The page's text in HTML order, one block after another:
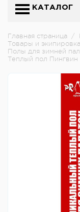
КАТАЛОГ
Главная страница /
Товары и
Полы для зимней
Теплый пол Пингвин